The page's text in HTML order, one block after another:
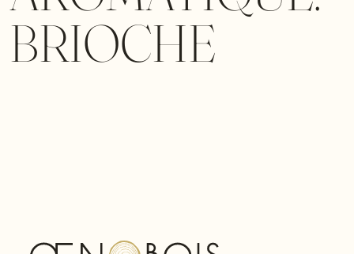
BRIOCHE